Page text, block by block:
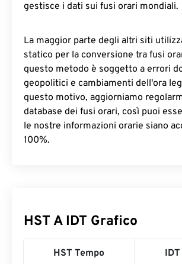
gestisce i dati sui fusi orari mondiali.
La maggior parte degli altri siti
statico per la conversione tra fusi
questo metodo è soggetto a errori
geopolitici e cambiamenti dell'ora
questo motivo, aggiorniamo
database dei fusi orari, così puoi
le nostre informazioni orarie siano
100%.
HST A IDT Grafico
HST Tempo